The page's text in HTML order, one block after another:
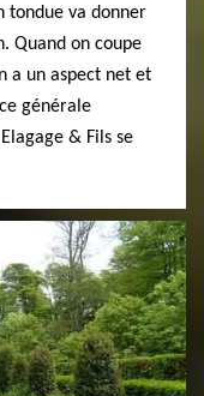
tondue va donner
Quand on coupe
a un aspect net et
générale
& Fils se